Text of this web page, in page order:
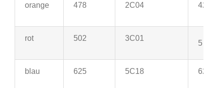
orange 478 2C04 42
rot 502 3C01
5
blau 625 5C18 62